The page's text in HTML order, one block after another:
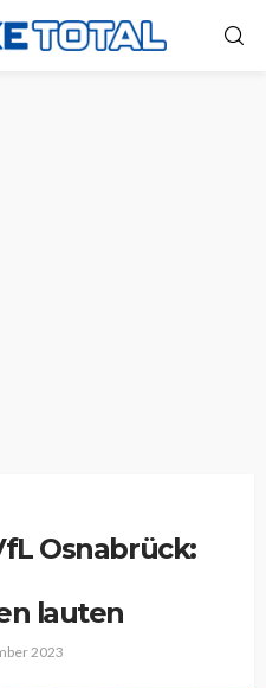
Osnabrück:
lauten
2023